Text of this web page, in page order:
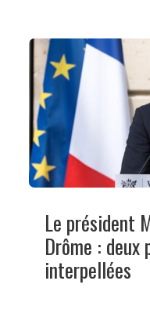
Le président
Drôme : deux
interpellées